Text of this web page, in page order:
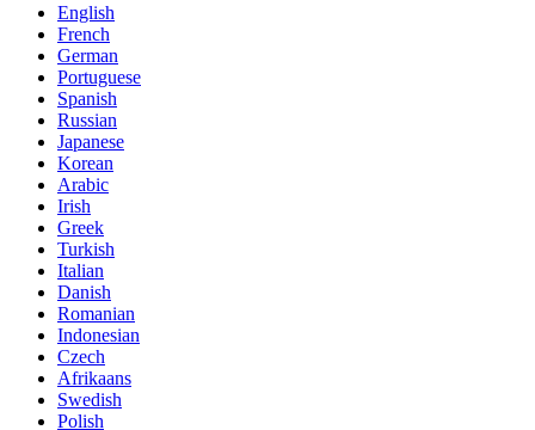
English
French
German
Portuguese
Spanish
Russian
Japanese
Korean
Arabic
Irish
Greek
Turkish
Italian
Danish
Romanian
Indonesian
Czech
Afrikaans
Swedish
Polish